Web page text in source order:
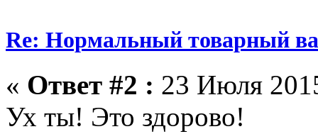
Re: Нормальный товарный
« Ответ #2 : 23 Июля
Ух ты! Это здорово!